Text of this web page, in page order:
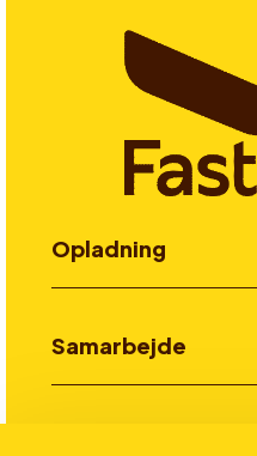
Opladning
Samarbejde